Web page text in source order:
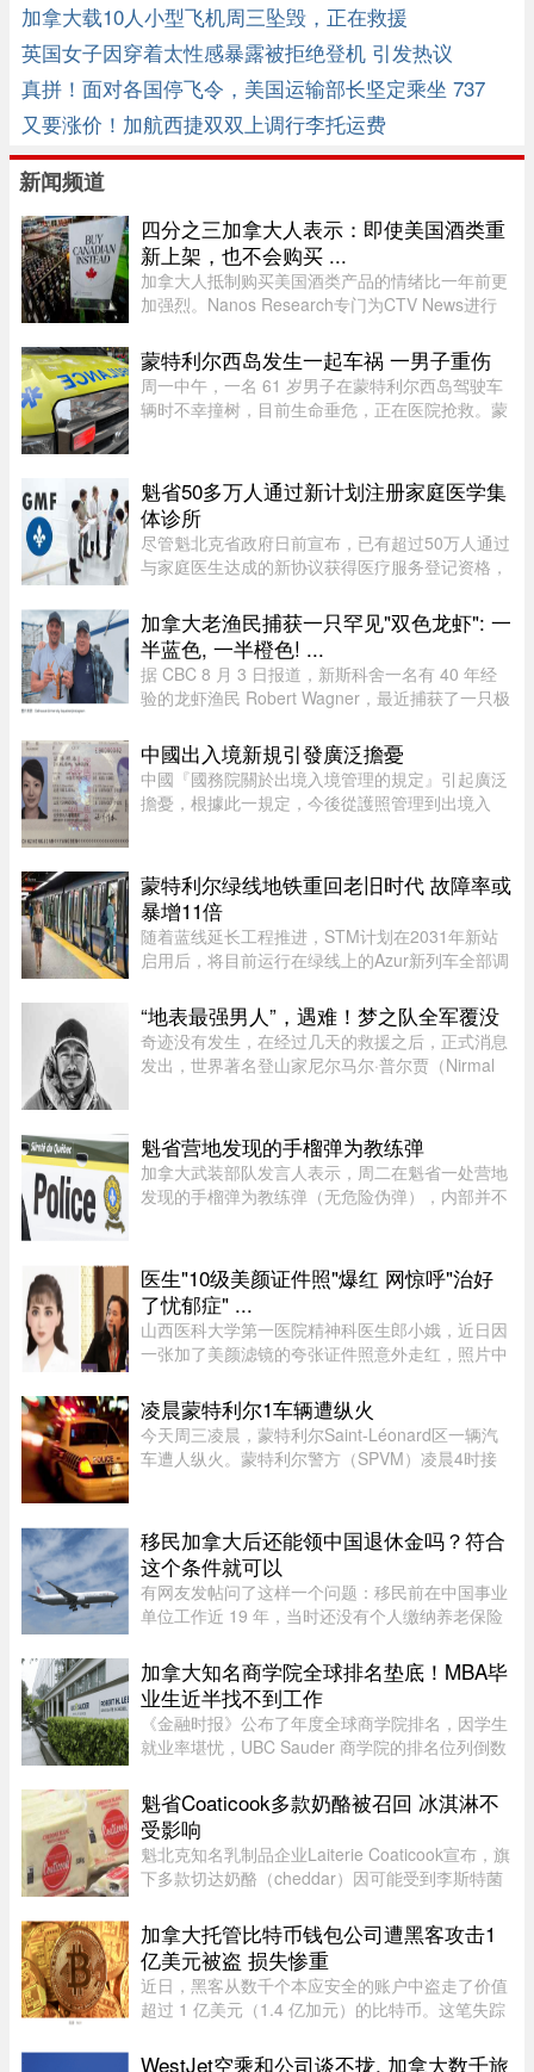
加拿大载10人小型飞机周三坠毁，正在救援
英国女子因穿着太性感暴露被拒绝登机 引发热议
真拼！面对各国停飞令，美国运输部长坚定乘坐 737
Max 8
又要涨价！加航西捷双双上调行李托运费
新闻频道
四分之三加拿大人表示：即使美国酒类重
新上架，也不会购买 ...
加拿大人抵制购买美国酒类产品的情绪比一年前更
加强烈。Nanos Research专门为CTV News进行
大人表示，即使美国酒类重新摆上货架，他们也不
太可能购买。 ...
蒙特利尔西岛发生一起车祸 一男子重伤
周一中午，一名 61 岁男子在蒙特利尔西岛驾驶车
辆时不幸撞树，目前生命垂危，正在医院抢救。蒙
道（介于 Avro 街与 Hy ...
魁省50多万人通过新计划注册家庭医学集
体诊所
尽管魁北克省政府日前宣布，已有超过50万人通过
与家庭医生达成的新协议获得医疗服务登记资格，
而只是被纳入某个家庭医学诊所（GMF）的集体管
理体系。 ...
加拿大老渔民捕获一只罕见"双色龙虾": 一
半蓝色, 一半橙色! ...
据 CBC 8 月 3 日报道，新斯科舍一名有 40 年经
验的龙虾渔民 Robert Wagner，最近捕获了一只极
边是橙色，颜色分界极为分明。Wagner 表示：“我
当时只说了句‘哇！我这 ...
中國出入境新規引發廣泛擔憂
中國『國務院關於出境入境管理的規定』引起廣泛
擔憂，根據此一規定，今後從護照管理到出境入
蒙特利尔绿线地铁重回老旧时代 故障率或
暴增11倍
随着蓝线延长工程推进，STM计划在2031年新站
启用后，将目前运行在绿线上的Azur新列车全部调
客流量最高的绿线可能几乎全部由服役多年的MR-
73老旧列车运营。Projet Montr ...
“地表最强男人”，遇难！梦之队全军覆没
奇迹没有发生，在经过几天的救援之后，正式消息
发出，世界著名登山家尼尔马尔·普尔贾（Nirmal
月2日，巴基斯坦阿尔卑斯俱 ...
魁省营地发现的手榴弹为教练弹
加拿大武装部队发言人表示，周二在魁省一处营地
发现的手榴弹为教练弹（无危险伪弹），内部并不
其运往 Valcartier 军事 ...
医生"10级美颜证件照"爆红 网惊呼"治好
了忧郁症" ...
山西医科大学第一医院精神科医生郎小娥，近日因
一张加了美颜滤镜的夸张证件照意外走红，照片中
差。不少网民笑指，“打破对精神科医生严肃的刻
板印象”，更有网民调侃“没 ...
凌晨蒙特利尔1车辆遭纵火
今天周三凌晨，蒙特利尔Saint-Léonard区一辆汽
车遭人纵火。蒙特利尔警方（SPVM）凌晨4时接
Chèvrefils表示，警员抵达现场时，火 ...
移民加拿大后还能领中国退休金吗？符合
这个条件就可以
有网友发帖问了这样一个问题：移民前在中国事业
单位工作近 19 年，当时还没有个人缴纳养老保险
资格领国内退休金？这个问题戳到了很多中年移民
的痛处。在加拿大生活久了 ...
加拿大知名商学院全球排名垫底！MBA毕
业生近半找不到工作
《金融时报》公布了年度全球商学院排名，因学生
就业率堪忧，UBC Sauder 商学院的排名位列倒数
有 53% 的人表示毕业三个月内找到工作。图片：
RICHARD LAM /PNG在今年的 MB ...
魁省Coaticook多款奶酪被召回 冰淇淋不
受影响
魁北克知名乳制品企业Laiterie Coaticook宣布，旗
下多款切达奶酪（cheddar）因可能受到李斯特菌
产批次，初步判断为交叉污染导致。召回涉及多种
规格的温和切达奶酪，包 ...
加拿大托管比特币钱包公司遭黑客攻击1
亿美元被盗 损失惨重
近日，黑客从数千个本应安全的账户中盗走了价值
超过 1 亿美元（1.4 亿加元）的比特币。这笔失踪
钱包的软件漏洞。冷钱包除了私密密码（“密钥”）
WestJet空乘和公司谈不拢, 加拿大数千旅